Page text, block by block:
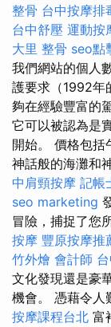
整骨 台中按摩排
台中舒壓 運動按
大里 整骨 seo點
我們網站的個人
護要求（1992年
夠在經驗豐富的
它可以被認為是
開始。 價格包括
神話般的海灘和
中肩頸按摩 記帳
seo marketing
冒險，捕捉了您
按摩 豐原按摩推
竹外燴 會計師
文化發現還是豪
機會。 憑藉令人
按摩課程台北 富